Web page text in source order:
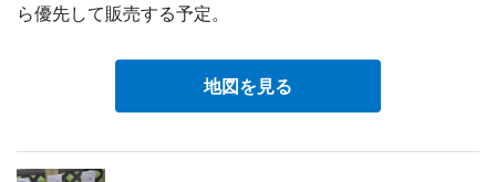
ら優先して販売する予定。
地図を見る